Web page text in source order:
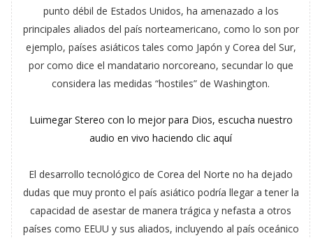
punto débil de Estados Unidos, ha amenazado a los
principales aliados del país norteamericano, como lo son por
ejemplo, países asiáticos tales como Japón y Corea del Sur,
por como dice el mandatario norcoreano, secundar lo que
considera las medidas “hostiles” de Washington.
Luimegar Stereo con lo mejor para Dios, escucha nuestro
audio en vivo haciendo clic aquí
El desarrollo tecnológico de Corea del Norte no ha dejado
dudas que muy pronto el país asiático podría llegar a tener la
capacidad de asestar de manera trágica y nefasta a otros
países como EEUU y sus aliados, incluyendo al país oceánico